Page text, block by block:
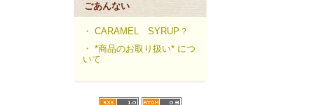
ごあんない
・ CARAMEL SYRUP？
・ *商品のお取り扱い* につ
いて